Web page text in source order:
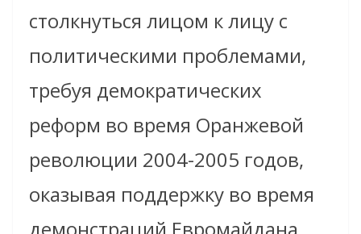
столкнуться лицом к лицу с
политическими проблемами,
требуя демократических
реформ во время Оранжевой
революции 2004-2005 годов,
оказывая поддержку во время
демонстраций Евромайдана